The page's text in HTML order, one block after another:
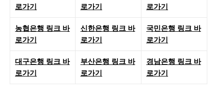
로가기
로가기
로가기
농협은행 링크 바
로가기
신한은행 링크 바
로가기
국민은행 링크 바
로가기
대구은행 링크 바
로가기
부산은행 링크 바
로가기
경남은행 링크 바
로가기